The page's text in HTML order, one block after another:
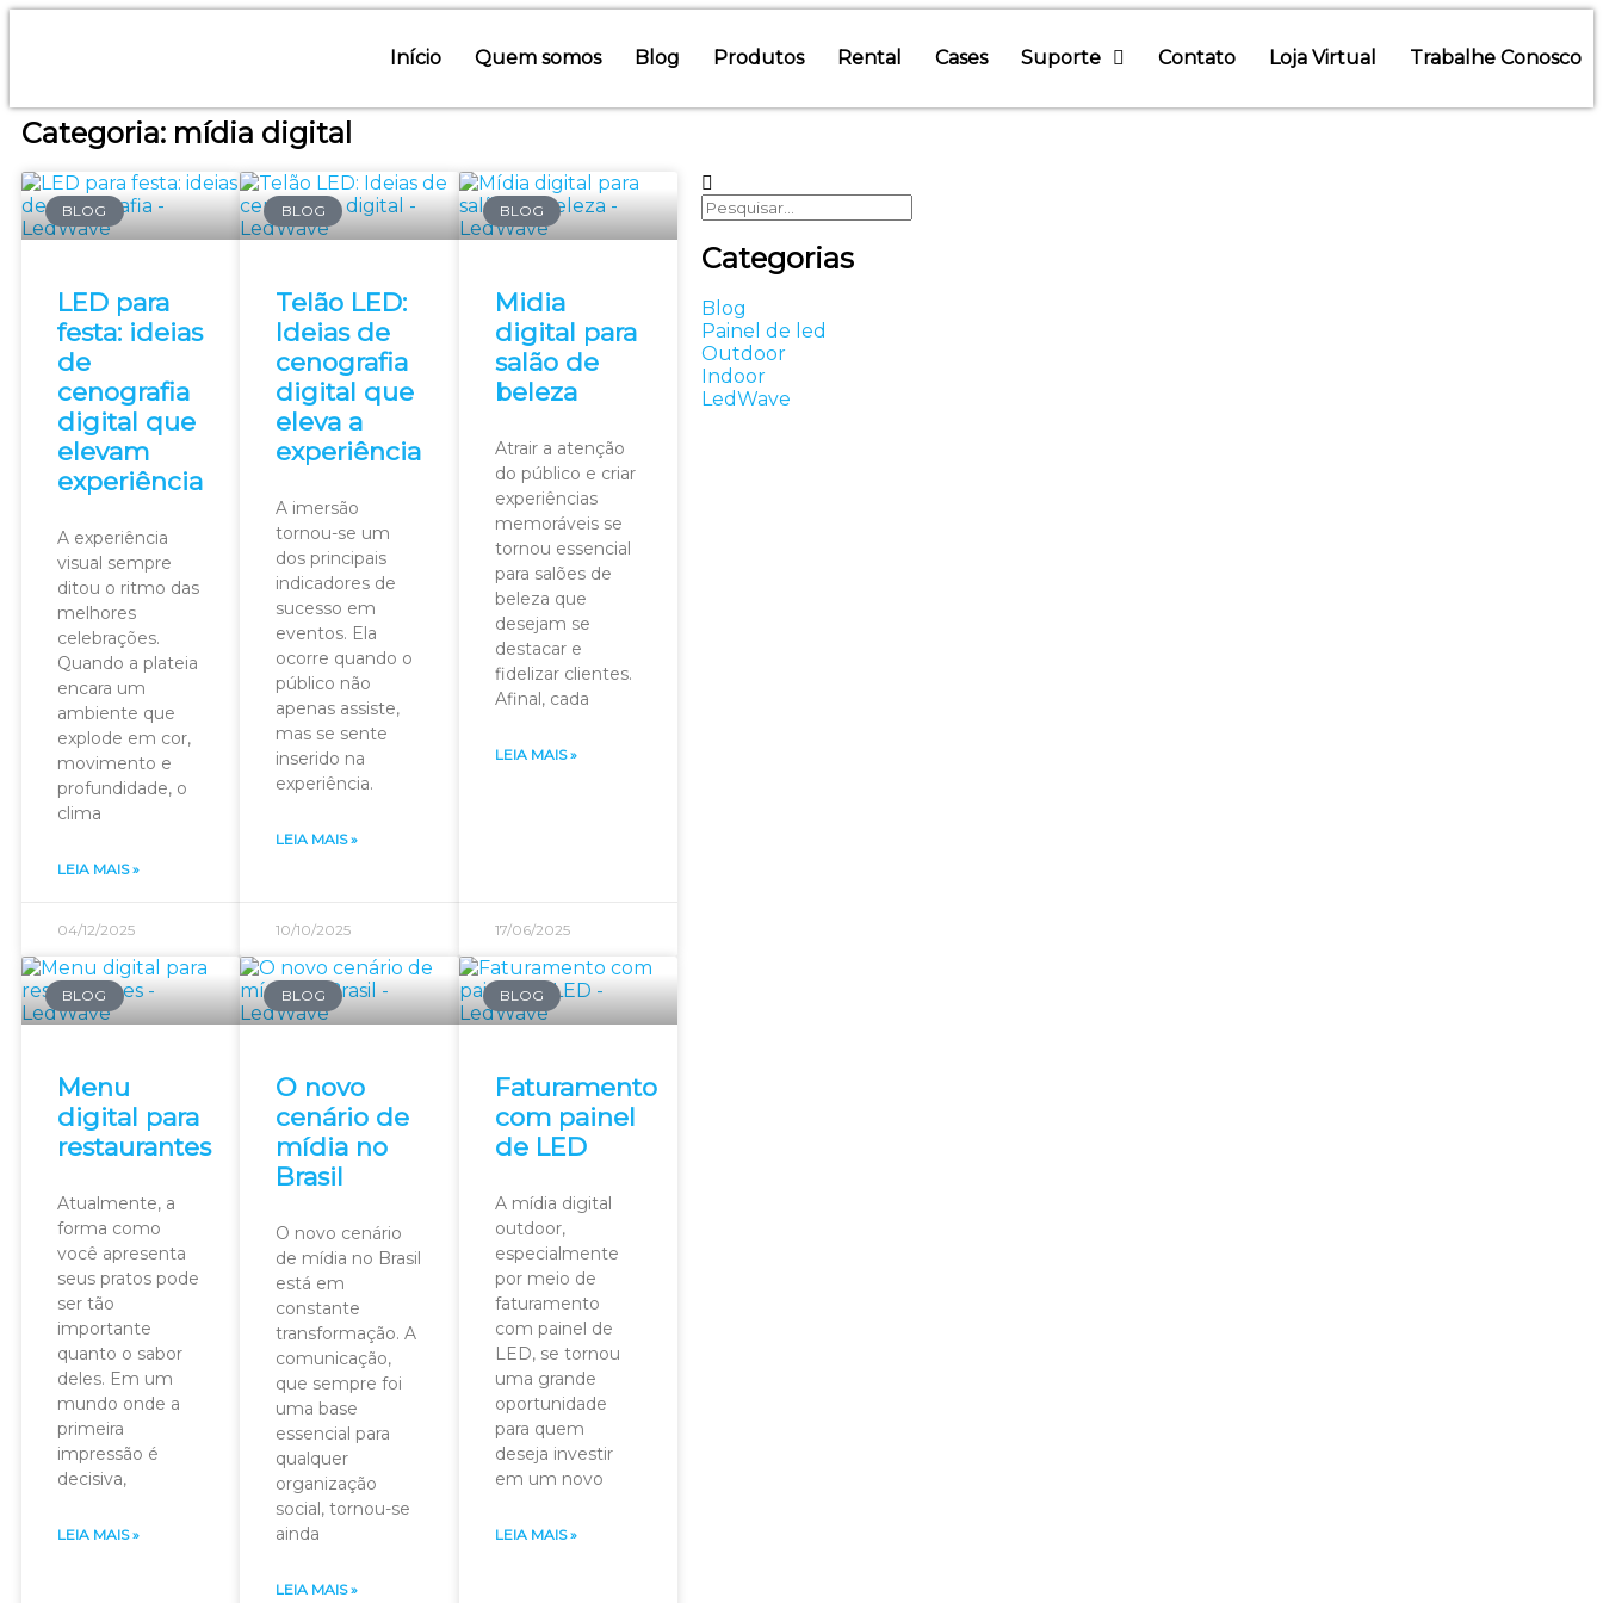
Início Quem somos Blog Produtos Rental Cases Suporte Contato Loja Virtual Trabalhe Conosco
Categoria: mídia digital
BLOG
LED para
festa: ideias
de
cenografia
digital que
elevam
experiência
A experiência
visual sempre
ditou o ritmo das
melhores
celebrações.
Quando a plateia
encara um
ambiente que
explode em cor,
movimento e
profundidade, o
clima
LEIA MAIS »
04/12/2025
BLOG
Telão LED:
Ideias de
cenografia
digital que
eleva a
experiência
A imersão
tornou-se um
dos principais
indicadores de
sucesso em
eventos. Ela
ocorre quando o
público não
apenas assiste,
mas se sente
inserido na
experiência.
LEIA MAIS »
10/10/2025
BLOG
Midia
digital para
salão de
beleza
Atrair a atenção
do público e criar
experiências
memoráveis se
tornou essencial
para salões de
beleza que
desejam se
destacar e
fidelizar clientes.
Afinal, cada
LEIA MAIS »
17/06/2025
BLOG
Menu
digital para
restaurantes
Atualmente, a
forma como
você apresenta
seus pratos pode
ser tão
importante
quanto o sabor
deles. Em um
mundo onde a
primeira
impressão é
decisiva,
LEIA MAIS »
BLOG
O novo
cenário de
mídia no
Brasil
O novo cenário
de mídia no Brasil
está em
constante
transformação. A
comunicação,
que sempre foi
uma base
essencial para
qualquer
organização
social, tornou-se
ainda
LEIA MAIS »
BLOG
Faturamento
com painel
de LED
A mídia digital
outdoor,
especialmente
por meio de
faturamento
com painel de
LED, se tornou
uma grande
oportunidade
para quem
deseja investir
em um novo
LEIA MAIS »
Categorias
Blog
Painel de led
Outdoor
Indoor
LedWave